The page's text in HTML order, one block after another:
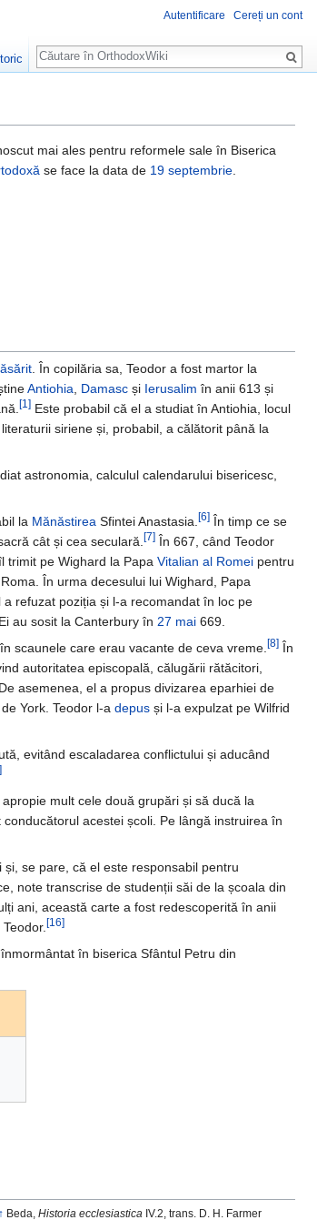
mai ales pentru reformele sale în Biserica
se face la data de 19 septembrie.
. În copilăria sa, Teodor a fost martor la
Antiohia, Damasc și Ierusalim în anii 613 și
[1] Este probabil că el a studiat în Antiohia, locul
siriene și, probabil, a călătorit până la
astronomia, calculul calendarului bisericesc,
la Mănăstirea Sfintei Anastasia.[6] În timp ce se
cât și cea seculară.[7] În 667, când Teodor
trimit pe Wighard la Papa Vitalian al Romei pentru
În urma decesului lui Wighard, Papa
refuzat poziția și l-a recomandat în loc pe
au sosit la Canterbury în 27 mai 669.
în scaunele care erau vacante de ceva vreme.[8] În
autoritatea episcopală, călugării rătăcitori,
De asemenea, el a propus divizarea eparhiei de
York. Teodor l-a depus și l-a expulzat pe Wilfrid
evitând escaladarea conflictului și aducând
mult cele două grupări și să ducă la
acestei școli. Pe lângă instruirea în
se pare, că el este responsabil pentru
note transcrise de studenții săi de la școala din
ani, această carte a fost redescoperită în anii
[16]
în biserica Sfântul Petru din
↑ Beda, Historia ecclesiastica IV.2, trans. D. H. Farmer
Autentificare Cereți un cont
Căutare